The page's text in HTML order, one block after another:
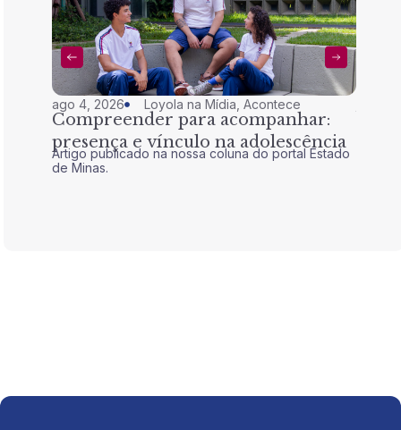
ago 4, 2026 Loyola na Mídia ,Acontece
Compreender para acompanhar:
presença e vínculo na adolescência
Artigo publicado na nossa coluna do portal Estado
de Minas.